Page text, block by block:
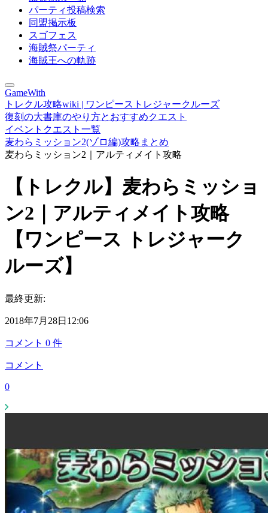
パーティ投稿検索
同盟掲示板
スゴフェス
海賊祭パーティ
海賊王への軌跡
GameWith
トレクル攻略wiki | ワンピーストレジャークルーズ
復刻の大書庫のやり方とおすすめクエスト
イベントクエスト一覧
麦わらミッション2(ゾロ編)攻略まとめ
麦わらミッション2｜アルティメイト攻略
【トレクル】麦わらミッショ
ン2｜アルティメイト攻略
【ワンピース トレジャーク
ルーズ】
最終更新:
2018年7月28日12:06
コメント 0 件
コメント
0